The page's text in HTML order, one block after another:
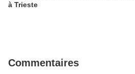
à Trieste
Commentaires